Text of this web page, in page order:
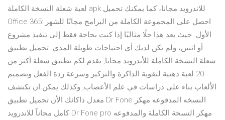
لعبة شعلة النسخة الكاملة apk للاندرويد مجانا، كما يمكنك تحميل
Office 365: احصل على المجموعة الكاملة من البرامج مجانًا للشهر
الأول. حيث يعد هذا حلًا مثاليًا إذا كنت بحاجة فقط إلى تنفيذ مشروع
أو اثنين، ولم تكن لديك أي احتياجات طويلة المدى. تحميل تطبيق
شعلة النسخة الكاملة للأندرويد مجانا, يقدم لكم تطبيق شعلة أكثر من
20 لعبة ذهنية لتقوية الذاكرة والتركيز وسرعة ردة الفعل وتصميم
الألعاب بناء على دراسات في علم الأعصاب, وكذلك يمكن ان تكتشف
معدل ذاكائك الأن تحميل تطبيق Dr Fone النسخه المدفوعه مهكر
كامل مجاناً للاندرويد Dr Fone pro مهكر النسخة الكاملة والمدفوعه